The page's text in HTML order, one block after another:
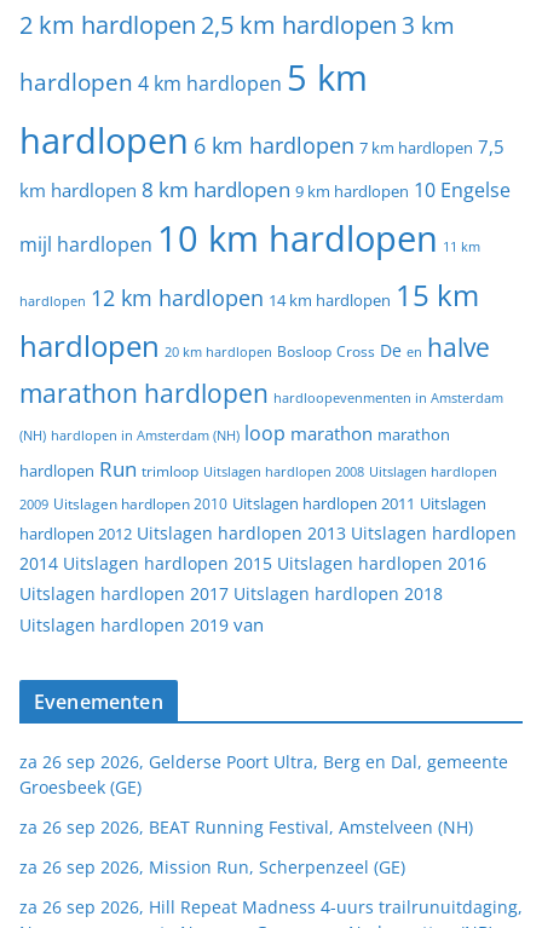
2 km hardlopen 2,5 km hardlopen 3 km
hardlopen 4 km hardlopen 5 km
hardlopen 6 km hardlopen 7 km hardlopen 7,5
km hardlopen 8 km hardlopen 9 km hardlopen 10 Engelse
mijl hardlopen 10 km hardlopen 11 km
hardlopen 12 km hardlopen 14 km hardlopen 15 km
hardlopen 20 km hardlopen Bosloop Cross De en halve
marathon hardlopen hardloopevenmenten in Amsterdam
(NH) hardlopen in Amsterdam (NH) loop marathon marathon
hardlopen Run trimloop Uitslagen hardlopen 2008 Uitslagen hardlopen
2009 Uitslagen hardlopen 2010 Uitslagen hardlopen 2011 Uitslagen
hardlopen 2012 Uitslagen hardlopen 2013 Uitslagen hardlopen
2014 Uitslagen hardlopen 2015 Uitslagen hardlopen 2016
Uitslagen hardlopen 2017 Uitslagen hardlopen 2018
Uitslagen hardlopen 2019 van
Evenementen
za 26 sep 2026, Gelderse Poort Ultra, Berg en Dal, gemeente
Groesbeek (GE)
za 26 sep 2026, BEAT Running Festival, Amstelveen (NH)
za 26 sep 2026, Mission Run, Scherpenzeel (GE)
za 26 sep 2026, Hill Repeat Madness 4-uurs trailrunuitdaging,